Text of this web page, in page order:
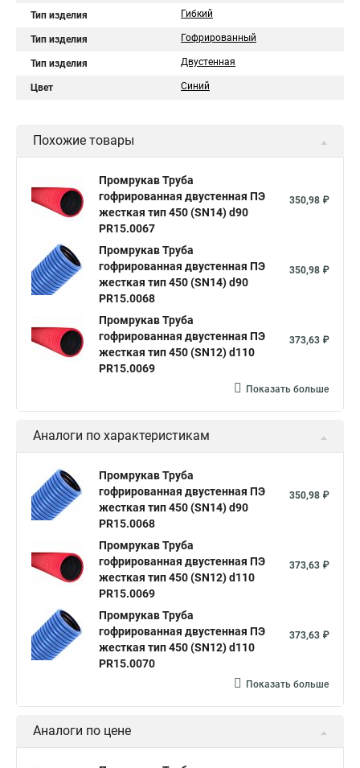
Тип изделия Гибкий
Тип изделия Гофрированный
Тип изделия Двустенная
Цвет Синий
Похожие товары
Промрукав Труба
гофрированная двустенная ПЭ
жесткая тип 450 (SN14) d90
PR15.0067
350,98 ₽
Промрукав Труба
гофрированная двустенная ПЭ
жесткая тип 450 (SN14) d90
PR15.0068
350,98 ₽
Промрукав Труба
гофрированная двустенная ПЭ
жесткая тип 450 (SN12) d110
PR15.0069
373,63 ₽
Показать больше
Аналоги по характеристикам
Промрукав Труба
гофрированная двустенная ПЭ
жесткая тип 450 (SN14) d90
PR15.0068
350,98 ₽
Промрукав Труба
гофрированная двустенная ПЭ
жесткая тип 450 (SN12) d110
PR15.0069
373,63 ₽
Промрукав Труба
гофрированная двустенная ПЭ
жесткая тип 450 (SN12) d110
PR15.0070
373,63 ₽
Показать больше
Аналоги по цене